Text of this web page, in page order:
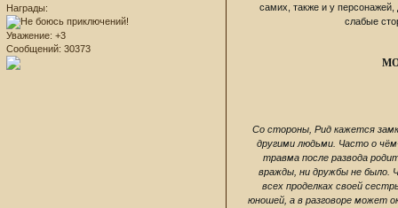
Награды:
Уважение: +3
Сообщений: 30373
самих, также и у
слабые
Со стороны, Рид кажется
другими людьми. Часто о
травма после развода
вражды, ни дружбы не было.
всех проделках своей
юношей, а в разговоре может